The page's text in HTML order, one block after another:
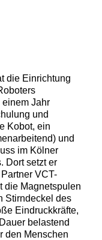
die Einrichtung
Jahr
und
Kobot, ein
und
im Kölner
Dort setzt er
VCT-
die Magnetspulen
Stirndeckel des
Eindruckkräfte,
belastend
den Menschen